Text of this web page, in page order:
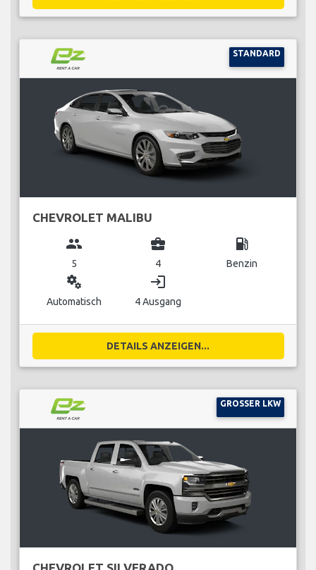
STANDARD
CHEVROLET MALIBU
group
5
business_center
4
local_gas_station
Benzin
miscellaneous_services
Automatisch
login
4 Ausgang
DETAILS ANZEIGEN...
GROSSER LKW
CHEVROLET SILVERADO